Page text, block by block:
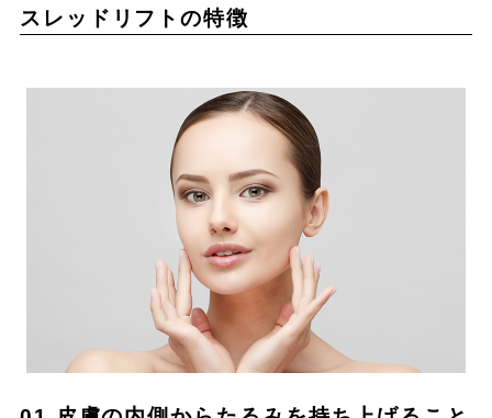
スレッドリフトの特徴